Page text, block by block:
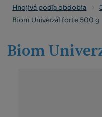
Hnojivá podľa obdobia
Biom Univerzál forte 500 g
Biom